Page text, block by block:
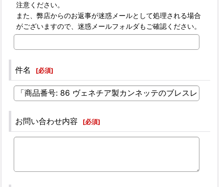
注意ください。
また、弊店からのお返事が迷惑メールとして処理される場合
がございますので、迷惑メールフォルダもご確認ください。
件名 [必須]
お問い合わせ内容 [必須]